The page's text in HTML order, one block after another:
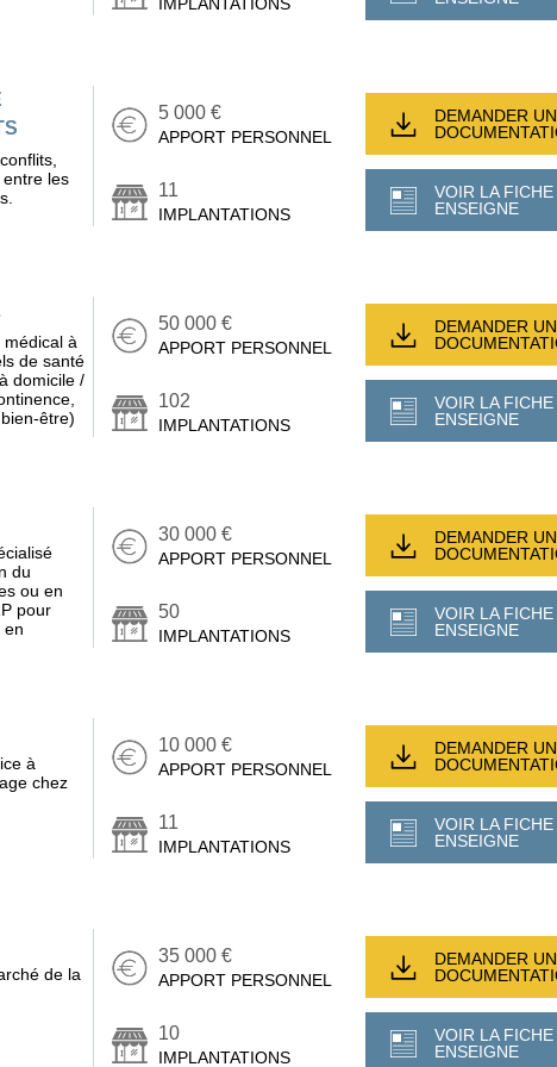
IMPLANTATIONS
les
5 000 €
APPORT PERSONNEL
11
IMPLANTATIONS
DEMANDER
VOIR LA FICHE
ENSEIGNE
médical à
de santé
domicile /
être)
50 000 €
APPORT PERSONNEL
102
IMPLANTATIONS
DEMANDER
VOIR LA FICHE
ENSEIGNE
du
ou en
pour
en
30 000 €
APPORT PERSONNEL
50
IMPLANTATIONS
DEMANDER
VOIR LA FICHE
ENSEIGNE
à
chez
10 000 €
APPORT PERSONNEL
11
IMPLANTATIONS
DEMANDER
VOIR LA FICHE
ENSEIGNE
de la
35 000 €
APPORT PERSONNEL
10
IMPLANTATIONS
DEMANDER
VOIR LA FICHE
ENSEIGNE